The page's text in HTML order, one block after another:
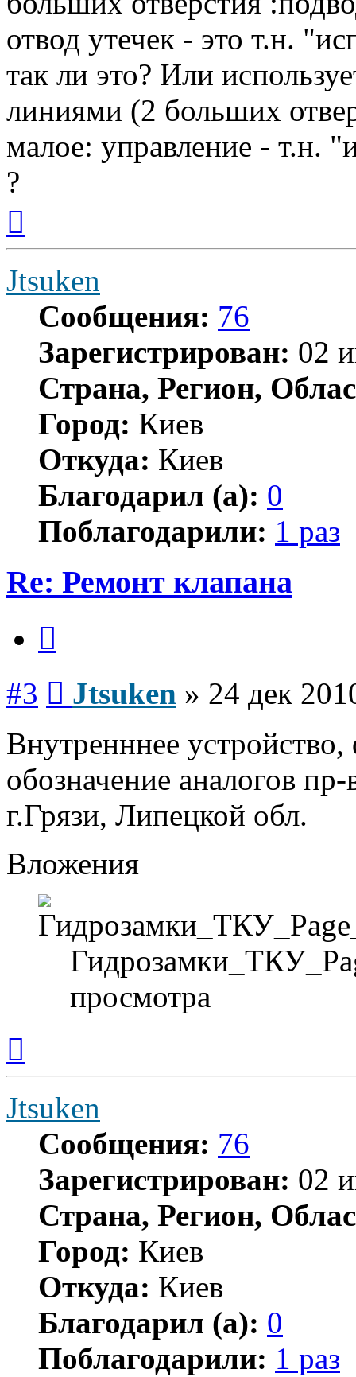
отвод утечек - это т.н.
так ли это? Или
линиями (2 больших
малое: управление - т.н.
?
началу
Jtsuken
Сообщения: 76
Зарегистрирован: 02
Страна, Регион,
Город: Киев
Откуда: Киев
Благодарил (а): 0
Поблагодарили: 1 раз
Re: Ремонт клапана
#3 Jtsuken » 24 дек
Внутренннее
обозначение аналогов
г.Грязи, Липецкой обл.
Вложения
просмотра
началу
Jtsuken
Сообщения: 76
Зарегистрирован: 02
Страна, Регион,
Город: Киев
Откуда: Киев
Благодарил (а): 0
Поблагодарили: 1 раз